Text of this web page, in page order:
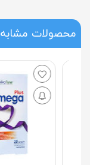
محصولات مشابه